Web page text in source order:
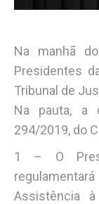
Na manhã
Presidentes
Tribunal de
Na pauta, a
294/2019, do
1 – O
Assistência